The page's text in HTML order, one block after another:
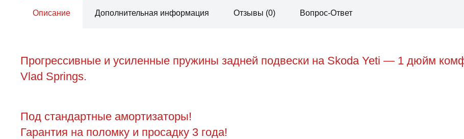
Описание Дополнительная информация Отзывы (0) Вопрос-Ответ
Прогрессивные и усиленные пружины задней подвески на Skoda Yeti — 1 дюйм
Vlad Springs.
Под стандартные амортизаторы!
Гарантия на поломку и просадку 3 года!